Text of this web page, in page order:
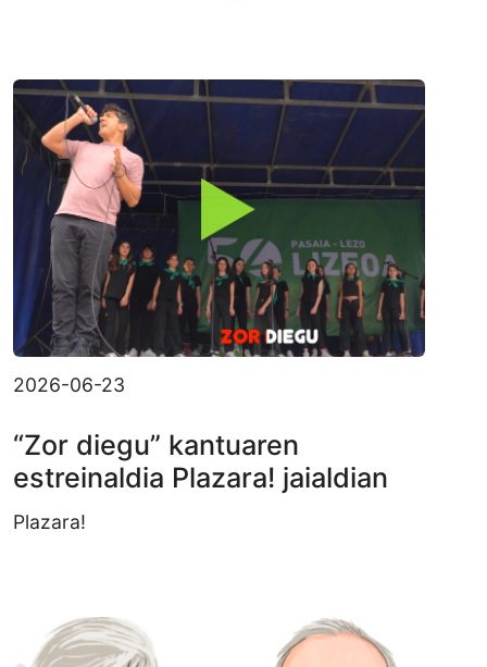
2026-06-23
“Zor diegu” kantuaren
estreinaldia Plazara! jaialdian
Plazara!